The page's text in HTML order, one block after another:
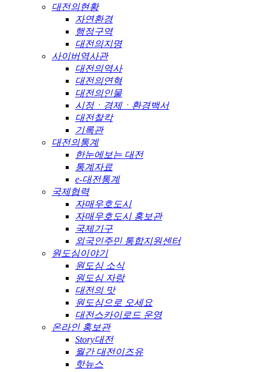
대전의현황
자연환경
행정구역
대전의지명
사이버역사관
대전의역사
대전의연혁
대전의인물
시정ㆍ경제ㆍ환경백서
대전찰칵
기록관
대전의통계
한눈에보는 대전
통계자료
e-대전통계
국제협력
자매우호도시
자매우호도시 홍보관
국제기구
외국인주민 통합지원센터
원도심이야기
원도심 소식
원도심 자랑
대전의 맛
원도심으로 오세요
대전스카이로드 운영
온라인 홍보관
Story대전
월간 대전이즈유
핫뉴스